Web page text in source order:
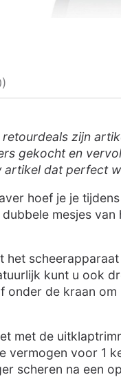
retourdeals zijn
gekocht en
artikel dat perfect
hoef je je
mesjes
het
kunt u ook
onder de kraan
met de
vermogen voor 1
scheren na een